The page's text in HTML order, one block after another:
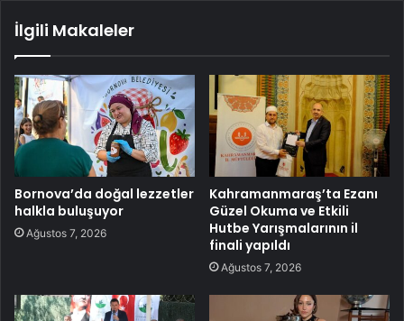
İlgili Makaleler
Bornova’da doğal lezzetler
halkla buluşuyor
Ağustos 7, 2026
Kahramanmaraş’ta Ezanı
Güzel Okuma ve Etkili
Hutbe Yarışmalarının il
finali yapıldı
Ağustos 7, 2026